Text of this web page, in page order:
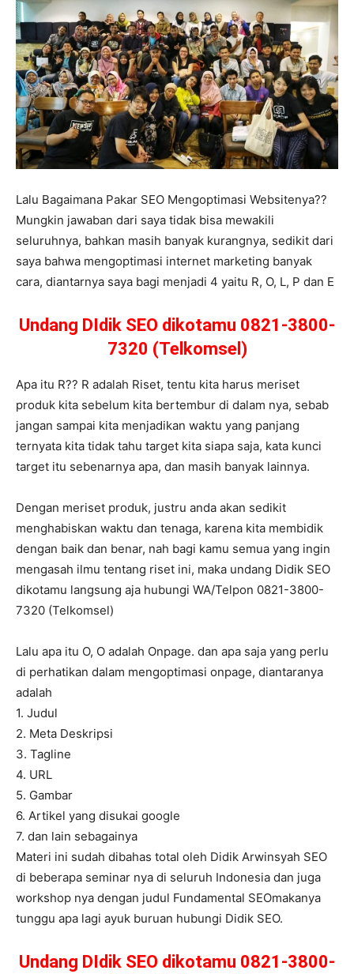
Lalu Bagaimana Pakar SEO Mengoptimasi Websitenya??
Mungkin jawaban dari saya tidak bisa mewakili
seluruhnya, bahkan masih banyak kurangnya, sedikit dari
saya bahwa mengoptimasi internet marketing banyak
cara, diantarnya saya bagi menjadi 4 yaitu R, O, L, P dan E
Undang DIdik SEO dikotamu 0821-3800-
7320 (Telkomsel)
Apa itu R?? R adalah Riset, tentu kita harus meriset
produk kita sebelum kita bertembur di dalam nya, sebab
jangan sampai kita menjadikan waktu yang panjang
ternyata kita tidak tahu target kita siapa saja, kata kunci
target itu sebenarnya apa, dan masih banyak lainnya.
Dengan meriset produk, justru anda akan sedikit
menghabiskan waktu dan tenaga, karena kita membidik
dengan baik dan benar, nah bagi kamu semua yang ingin
mengasah ilmu tentang riset ini, maka undang Didik SEO
dikotamu langsung aja hubungi WA/Telpon 0821-3800-
7320 (Telkomsel)
Lalu apa itu O, O adalah Onpage. dan apa saja yang perlu
di perhatikan dalam mengoptimasi onpage, diantaranya
adalah
1. Judul
2. Meta Deskripsi
3. Tagline
4. URL
5. Gambar
6. Artikel yang disukai google
7. dan lain sebagainya
Materi ini sudah dibahas total oleh Didik Arwinsyah SEO
di beberapa seminar nya di seluruh Indonesia dan juga
workshop nya dengan judul Fundamental SEOmakanya
tunggu apa lagi ayuk buruan hubungi Didik SEO.
Undang DIdik SEO dikotamu 0821-3800-